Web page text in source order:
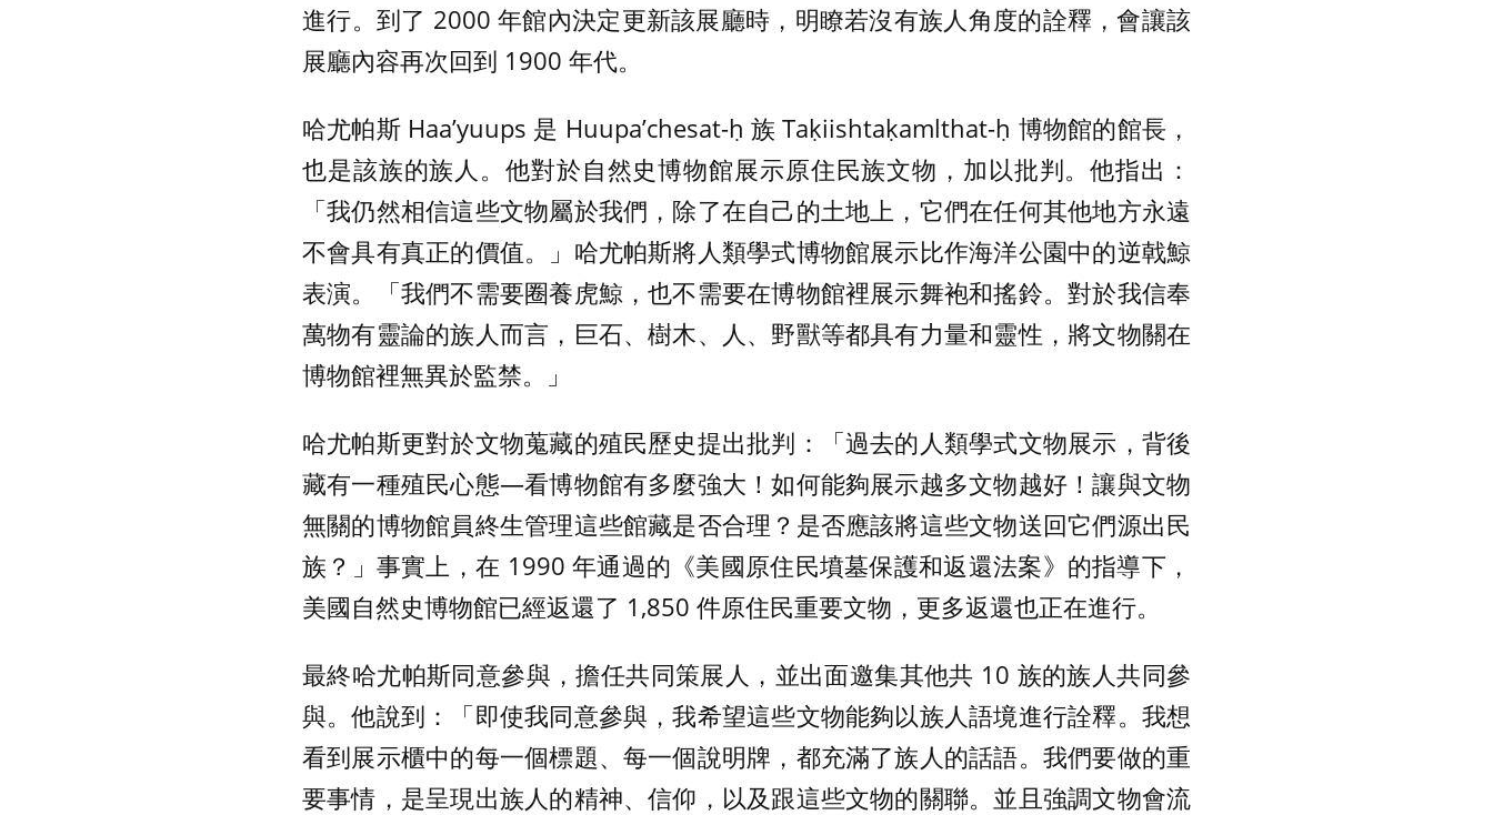
進行。到了 2000 年館內決定更新該展廳時，明瞭若沒有族人角度的詮釋，會讓該
展廳內容再次回到 1900 年代。
哈尤帕斯 Haa’yuups 是 Huupa’chesat-ḥ 族 Taḳiishtaḳamlthat-ḥ 博物館的館長，
也是該族的族人。他對於自然史博物館展示原住民族文物，加以批判。他指出：
「我仍然相信這些文物屬於我們，除了在自己的土地上，它們在任何其他地方永遠
不會具有真正的價值。」哈尤帕斯將人類學式博物館展示比作海洋公園中的逆戟鯨
表演。「我們不需要圈養虎鯨，也不需要在博物館裡展示舞袍和搖鈴。對於我信奉
萬物有靈論的族人而言，巨石、樹木、人、野獸等都具有力量和靈性，將文物關在
博物館裡無異於監禁。」
哈尤帕斯更對於文物蒐藏的殖民歷史提出批判：「過去的人類學式文物展示，背後
藏有一種殖民心態—看博物館有多麼強大！如何能夠展示越多文物越好！讓與文物
無關的博物館員終生管理這些館藏是否合理？是否應該將這些文物送回它們源出民
族？」事實上，在 1990 年通過的《美國原住民墳墓保護和返還法案》的指導下，
美國自然史博物館已經返還了 1,850 件原住民重要文物，更多返還也正在進行。
最終哈尤帕斯同意參與，擔任共同策展人，並出面邀集其他共 10 族的族人共同參
與。他說到：「即使我同意參與，我希望這些文物能夠以族人語境進行詮釋。我想
看到展示櫃中的每一個標題、每一個說明牌，都充滿了族人的話語。我們要做的重
要事情，是呈現出族人的精神、信仰，以及跟這些文物的關聯。並且強調文物會流